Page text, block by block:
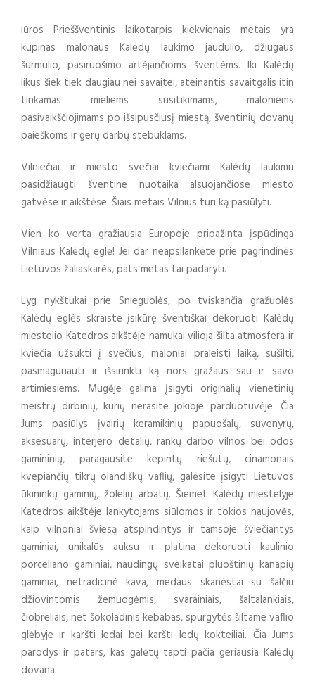
iūros Prieššventinis laikotarpis kiekvienais metais yra
kupinas malonaus Kalėdų laukimo jaudulio, džiugaus
šurmulio, pasiruošimo artėjančioms šventėms. Iki Kalėdų
likus šiek tiek daugiau nei savaitei, ateinantis savaitgalis itin
tinkamas mieliems susitikimams, maloniems
pasivaikščiojimams po išsipusčiusį miestą, šventinių dovanų
paieškoms ir gerų darbų stebuklams.
Vilniečiai ir miesto svečiai kviečiami Kalėdų laukimu
pasidžiaugti šventine nuotaika alsuojančiose miesto
gatvėse ir aikštėse. Šiais metais Vilnius turi ką pasiūlyti.
Vien ko verta gražiausia Europoje pripažinta įspūdinga
Vilniaus Kalėdų eglė! Jei dar neapsilankėte prie pagrindinės
Lietuvos žaliaskarės, pats metas tai padaryti.
Lyg nykštukai prie Snieguolės, po tviskančia gražuolės
Kalėdų eglės skraiste įsikūrę šventiškai dekoruoti Kalėdų
miestelio Katedros aikštėje namukai vilioja šilta atmosfera ir
kviečia užsukti į svečius, maloniai praleisti laiką, sušilti,
pasmaguriauti ir išsirinkti ką nors gražaus sau ir savo
artimiesiems. Mugėje galima įsigyti originalių vienetinių
meistrų dirbinių, kurių nerasite jokioje parduotuvėje. Čia
Jums pasiūlys įvairių keramikinių papuošalų, suvenyrų,
aksesuarų, interjero detalių, rankų darbo vilnos bei odos
gamininių, paragausite kepintų riešutų, cinamonais
kvepiančių tikrų olandiškų vaflių, galėsite įsigyti Lietuvos
ūkininkų gaminių, žolelių arbatų. Šiemet Kalėdų miestelyje
Katedros aikštėje lankytojams siūlomos ir tokios naujovės,
kaip vilnoniai šviesą atspindintys ir tamsoje šviečiantys
gaminiai, unikalūs auksu ir platina dekoruoti kaulinio
porceliano gaminiai, naudingų sveikatai pluoštinių kanapių
gaminiai, netradicinė kava, medaus skanėstai su šalčiu
džiovintomis žemuogėmis, svarainiais, šaltalankiais,
čiobreliais, net šokoladinis kebabas, spurgytės šiltame vaflio
glėbyje ir karšti ledai bei karšti ledų kokteiliai. Čia Jums
parodys ir patars, kas galėtų tapti pačia geriausia Kalėdų
dovana.